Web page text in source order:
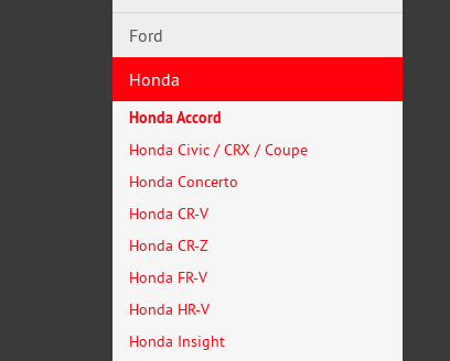
Ford
Honda
Honda Accord
Honda Civic / CRX / Coupe
Honda Concerto
Honda CR-V
Honda CR-Z
Honda FR-V
Honda HR-V
Honda Insight